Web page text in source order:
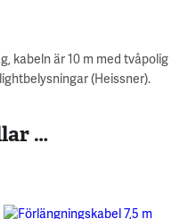
kabeln är 10 m med tvåpolig
(Heissner).
…